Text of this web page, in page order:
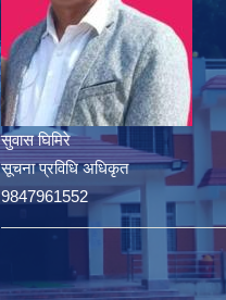
सुवास घिमिरे
सूचना प्रविधि अधिकृत
9847961552